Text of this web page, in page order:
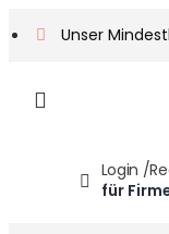
Unser
Login /
für